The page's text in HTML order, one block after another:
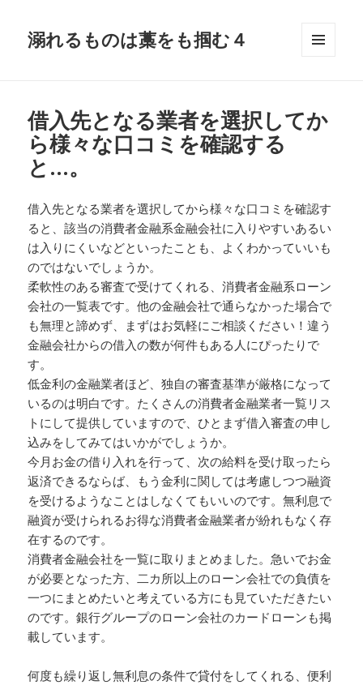
溺れるものは藁をも掴む４
借入先となる業者を選択してか
ら様々な口コミを確認する
と…。
借入先となる業者を選択してから様々な口コミを確認す
ると、該当の消費者金融系金融会社に入りやすいあるい
は入りにくいなどといったことも、よくわかっていいも
のではないでしょうか。
柔軟性のある審査で受けてくれる、消費者金融系ローン
会社の一覧表です。他の金融会社で通らなかった場合で
も無理と諦めず、まずはお気軽にご相談ください！違う
金融会社からの借入の数が何件もある人にぴったりで
す。
低金利の金融業者ほど、独自の審査基準が厳格になって
いるのは明白です。たくさんの消費者金融業者一覧リス
トにして提供していますので、ひとまず借入審査の申し
込みをしてみてはいかがでしょうか。
今月お金の借り入れを行って、次の給料を受け取ったら
返済できるならば、もう金利に関しては考慮しつつ融資
を受けるようなことはしなくてもいいのです。無利息で
融資が受けられるお得な消費者金融業者が紛れもなく存
在するのです。
消費者金融会社を一覧に取りまとめました。急いでお金
が必要となった方、二カ所以上のローン会社での負債を
一つにまとめたいと考えている方にも見ていただきたい
のです。銀行グループのローン会社のカードローンも掲
載しています。
何度も繰り返し無利息の条件で貸付をしてくれる、便利